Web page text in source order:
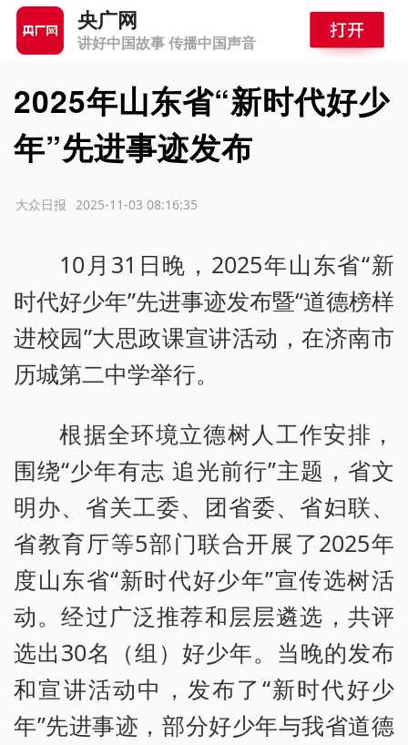
央广网
讲好中国故事 传播中国声音
2025年山东省“新时代好少
年”先进事迹发布
2025-11-03 08:16:35
大众日报
10月31日晚，2025年山东省“新
时代好少年”先进事迹发布暨“道德榜样
进校园”大思政课宣讲活动，在济南市
历城第二中学举行。
根据全环境立德树人工作安排，
围绕“少年有志 追光前行”主题，省文
明办、省关工委、团省委、省妇联、
省教育厅等5部门联合开展了2025年
度山东省“新时代好少年”宣传选树活
动。经过广泛推荐和层层遴选，共评
选出30名（组）好少年。当晚的发布
和宣讲活动中，发布了“新时代好少
年”先进事迹，部分好少年与我省道德